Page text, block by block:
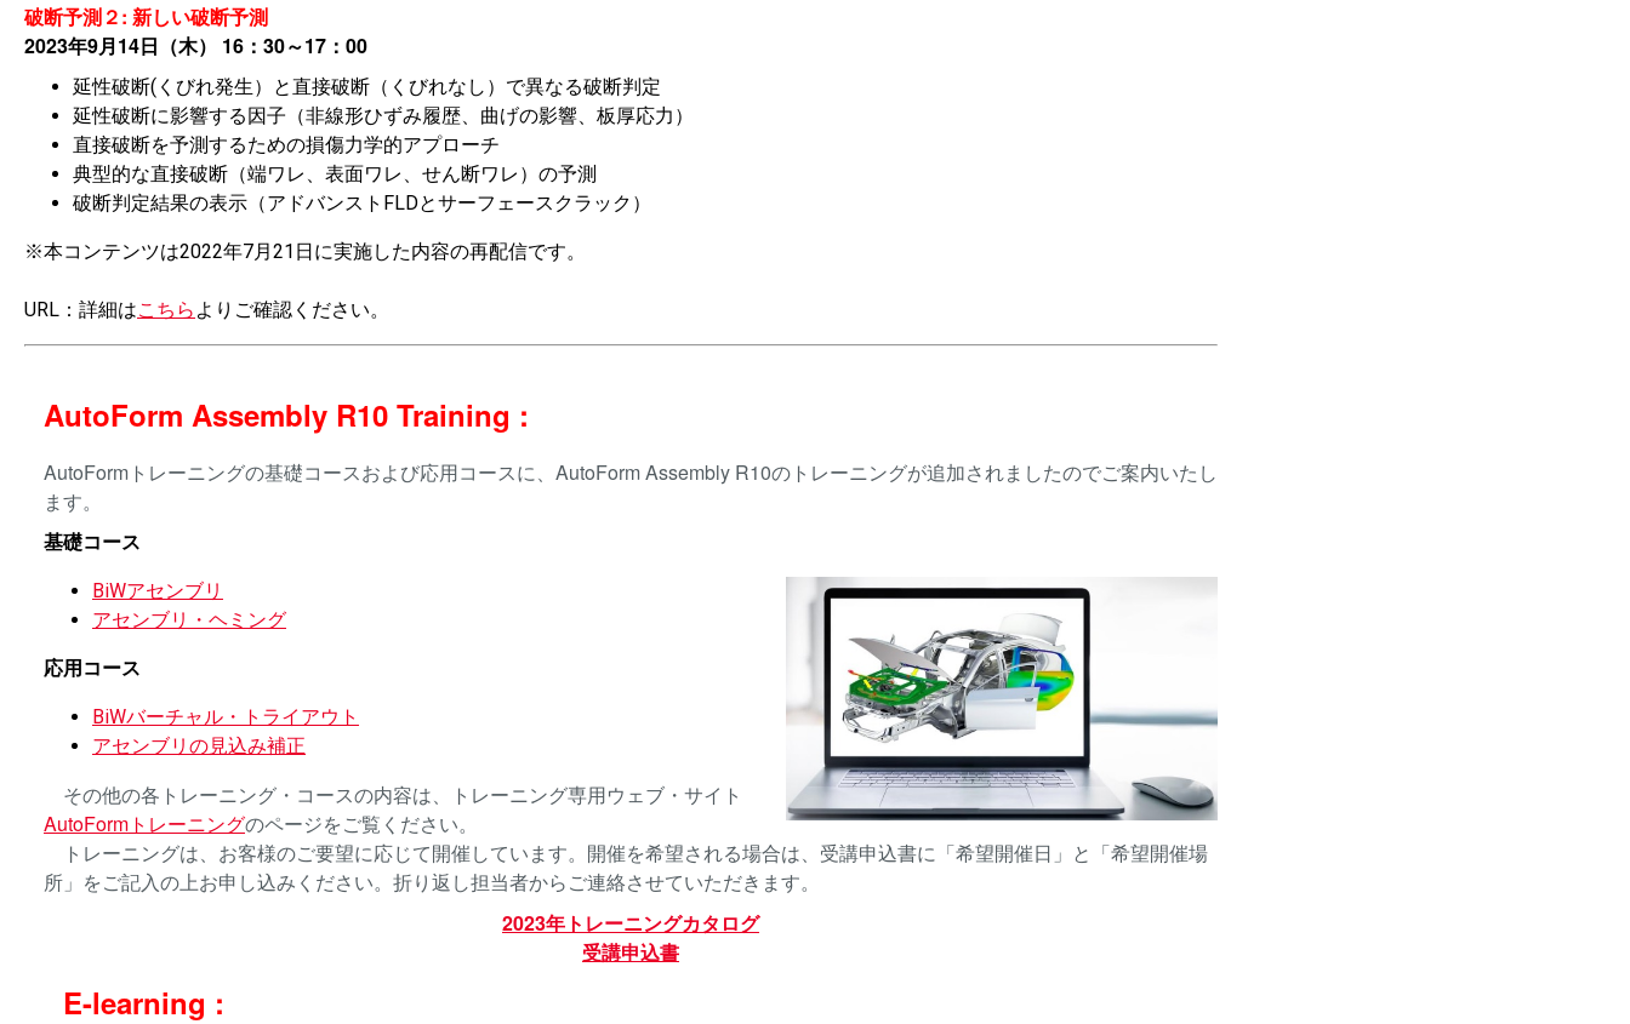
破断予測２: 新しい破断予測
2023年9月14日（木） 16：30～17：00
延性破断(くびれ発生）と直接破断（くびれなし）で異なる破断判定
延性破断に影響する因子（非線形ひずみ履歴、曲げの影響、板厚応力）
直接破断を予測するための損傷力学的アプローチ
典型的な直接破断（端ワレ、表面ワレ、せん断ワレ）の予測
破断判定結果の表示（アドバンストFLDとサーフェースクラック）
※本コンテンツは2022年7月21日に実施した内容の再配信です。
URL：詳細はこちら よりご確認ください。
AutoForm Assembly R10 Training :
AutoFormトレーニングの基礎コースおよび応用コースに、AutoForm Assembly R10のトレーニングが追加されましたのでご案内いたし
ます。
基礎コース
BiWアセンブリ
アセンブリ・ヘミング
応用コース
BiWバーチャル・トライアウト
アセンブリの見込み補正
その他の各トレーニング・コースの内容は、トレーニング専用ウェブ・サイト
AutoFormトレーニングのページをご覧ください。
トレーニングは、お客様のご要望に応じて開催しています。開催を希望される場合は、受講申込書に「希望開催日」と「希望開催場
所」をご記入の上お申し込みください。折り返し担当者からご連絡させていただきます。
2023年トレーニングカタログ
受講申込書
E-learning :